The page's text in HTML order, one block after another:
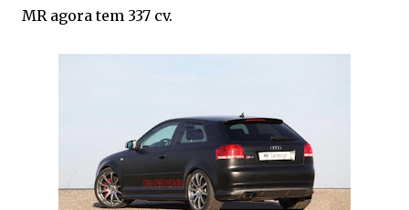
MR agora tem 337 cv.